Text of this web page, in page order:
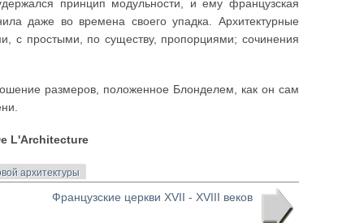
принцип модульности, и ему французская
даже во времена своего упадка. Архитектурные
с простыми, по существу, пропорциями; сочинения
размеров, положенное Блонделем, как он сам
L'Architecture
архитектуры
Французские церкви XVII - XVIII веков